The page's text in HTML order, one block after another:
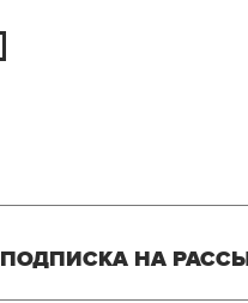
ПОДПИСКА НА